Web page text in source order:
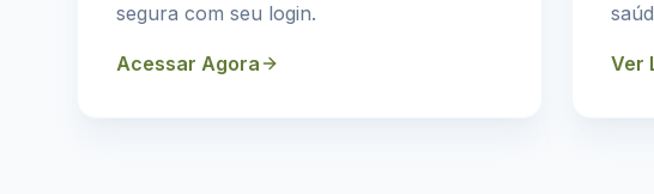
segura com seu login.
Acessar Agora Ver